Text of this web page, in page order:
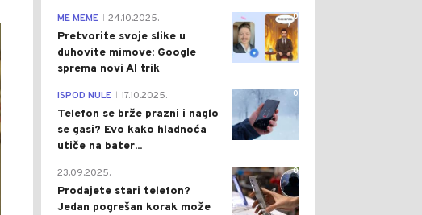
0
ME MEME 24.10.2025.
Pretvorite svoje slike u
duhovite mimove: Google
sprema novi AI trik
0
ISPOD NULE 17.10.2025.
Telefon se brže prazni i naglo
se gasi? Evo kako hladnoća
utiče na bater...
0
23.09.2025.
Prodajete stari telefon?
Jedan pogrešan korak može